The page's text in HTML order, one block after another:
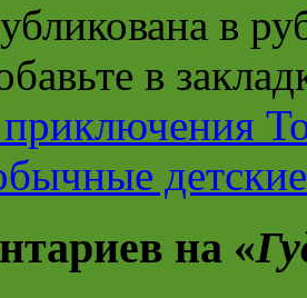
в
в
на «